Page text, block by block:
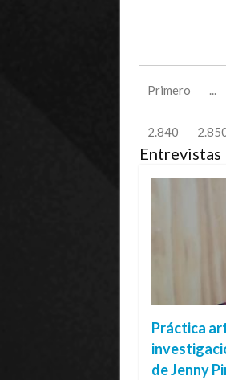
Primero
2.840
Entrevistas
Práctica
de Jenny